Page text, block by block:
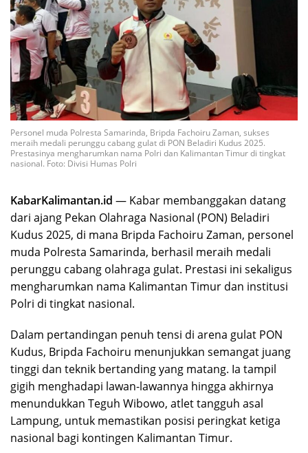
Personel muda Polresta Samarinda, Bripda Fachoiru Zaman, sukses
meraih medali perunggu cabang gulat di PON Beladiri Kudus 2025.
Prestasinya mengharumkan nama Polri dan Kalimantan Timur di tingkat
nasional. Foto: Divisi Humas Polri
KabarKalimantan.id — Kabar membanggakan datang
dari ajang Pekan Olahraga Nasional (PON) Beladiri
Kudus 2025, di mana Bripda Fachoiru Zaman, personel
muda Polresta Samarinda, berhasil meraih medali
perunggu cabang olahraga gulat. Prestasi ini sekaligus
mengharumkan nama Kalimantan Timur dan institusi
Polri di tingkat nasional.
Dalam pertandingan penuh tensi di arena gulat PON
Kudus, Bripda Fachoiru menunjukkan semangat juang
tinggi dan teknik bertanding yang matang. Ia tampil
gigih menghadapi lawan-lawannya hingga akhirnya
menundukkan Teguh Wibowo, atlet tangguh asal
Lampung, untuk memastikan posisi peringkat ketiga
nasional bagi kontingen Kalimantan Timur.